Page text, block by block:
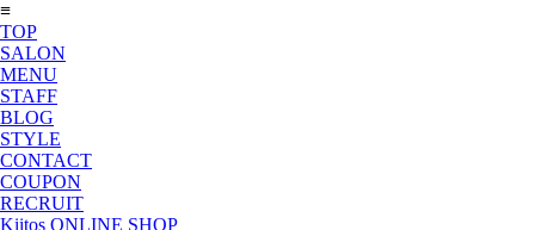
≡
TOP
SALON
MENU
STAFF
BLOG
STYLE
CONTACT
COUPON
RECRUIT
Kiitos ONLINE SHOP